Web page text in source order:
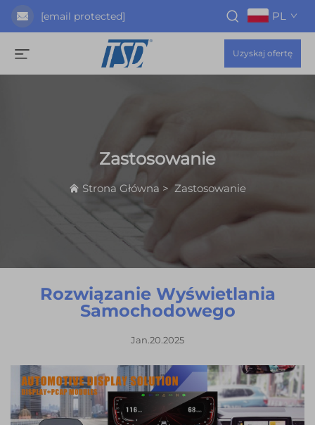
[email protected] PL
Uzyskaj ofertę
Zastosowanie
Strona Główna > Zastosowanie
Rozwiązanie Wyświetlania
Samochodowego
Jan.20.2025